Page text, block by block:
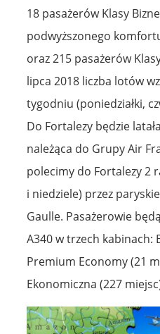
18 pasażerów Klasy
podwyższonego
oraz 215 pasażerów
lipca 2018 liczba lotów
tygodniu (poniedziałki,
Do Fortalezy będzie
należąca do Grupy Air
polecimy do Fortalezy 2
i niedziele) przez
Gaulle. Pasażerowie
A340 w trzech kabinach:
Premium Economy (21
Ekonomiczna (227